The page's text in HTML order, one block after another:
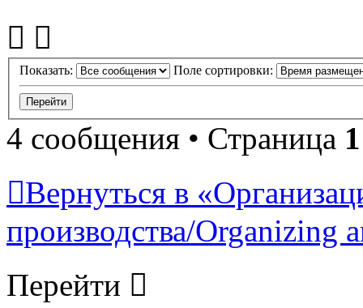
Показать: Поле сортировки:
4 сообщения • Страница 1
Вернуться в
производства/Organizing
Перейти